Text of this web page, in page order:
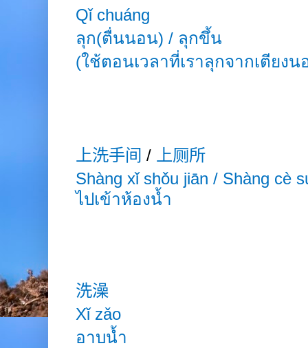
Qǐ chuáng
ลุก(ตื่นนอน) / ลุกขึ้น
(ใช้ตอนเวลาที่เราลุกจากเตียงน
上洗手间 /
上厕所
Shàng xǐ shǒu jiān / Shàng cè
ไปเข้าห้องน้ำ
洗澡
Xǐ zǎo
อาบน้ำ